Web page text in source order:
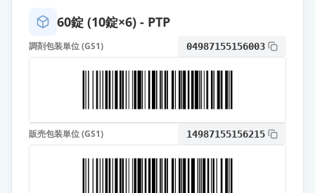
トルバプタンOD錠15mg「オーツ
薬価 510.30 円
通常出荷
60錠 (10錠×6) - PTP
調剤包装単位 (GS1) 04987155156003
販売包装単位 (GS1) 14987155156215